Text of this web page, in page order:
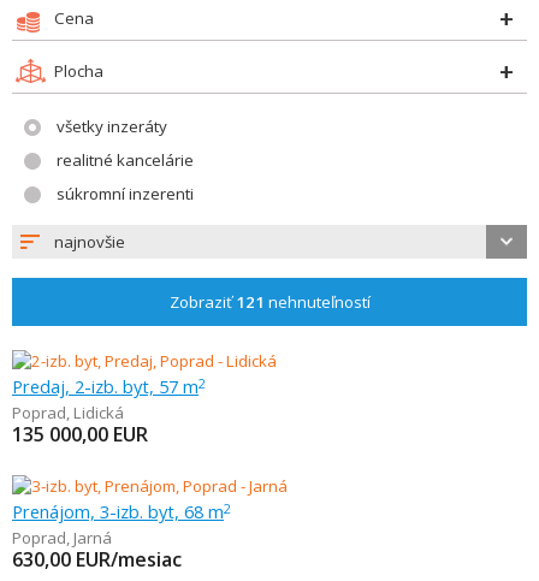
Cena
Plocha
všetky inzeráty
realitné kancelárie
súkromní inzerenti
najnovšie
Zobraziť121 nehnuteľností
Predaj, 2-izb. byt, 57 m2
Poprad, Lidická
135 000,00 EUR
Prenájom, 3-izb. byt, 68 m2
Poprad, Jarná
630,00 EUR/mesiac